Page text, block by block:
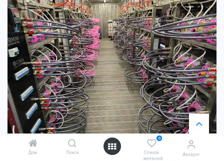
Дом Поиск
0
Список
желаний
Аккаунт